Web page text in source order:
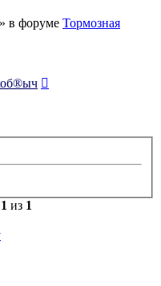
в форуме Тормозная
1 из 1